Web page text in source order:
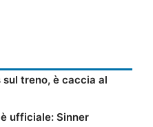
treno, è caccia al
ufficiale: Sinner